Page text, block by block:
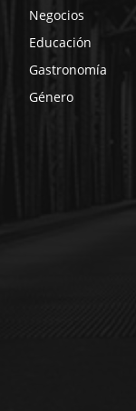
Negocios
Educación
Gastronomía
Género